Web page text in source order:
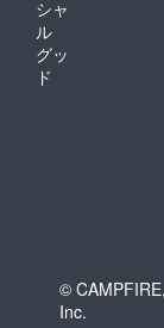
シャ
ル
グッ
ド
© CAMPFIRE,
Inc.